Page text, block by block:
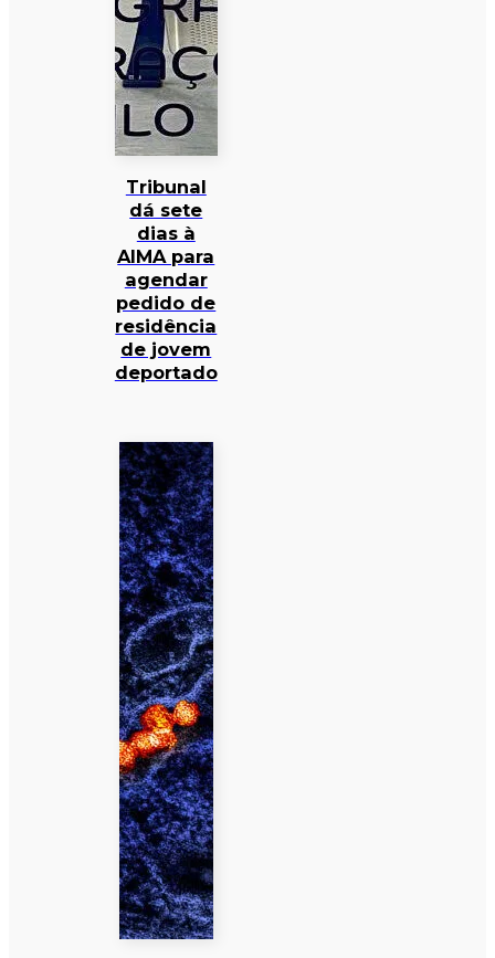
Tribunal
dá sete
dias à
AIMA para
agendar
pedido de
residência
de jovem
deportado